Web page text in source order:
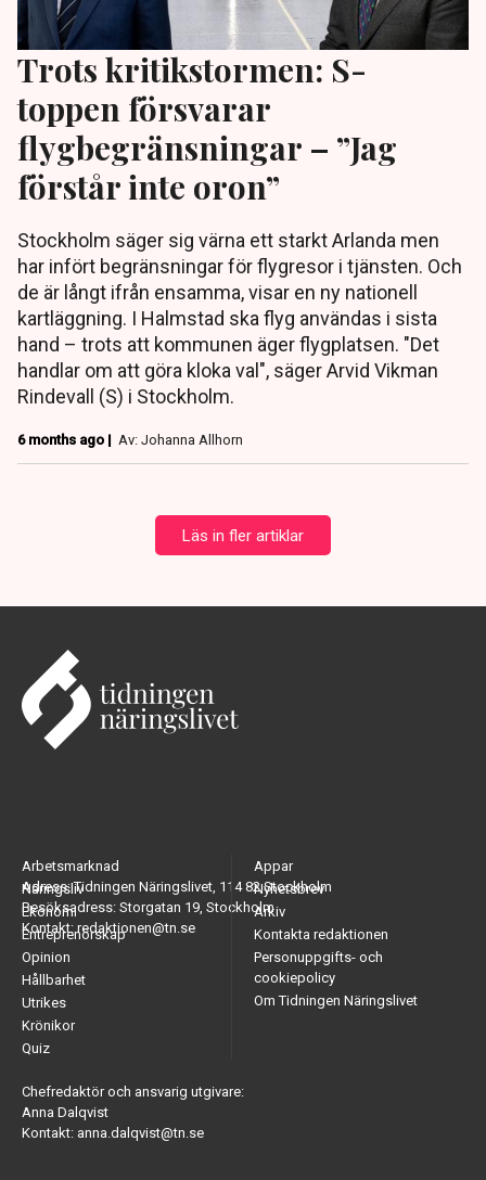
Trots kritikstormen: S-
toppen försvarar
flygbegränsningar – ”Jag
förstår inte oron”
Stockholm säger sig värna ett starkt Arlanda men
har infört begränsningar för flygresor i tjänsten. Och
de är långt ifrån ensamma, visar en ny nationell
kartläggning. I Halmstad ska flyg användas i sista
hand – trots att kommunen äger flygplatsen. "Det
handlar om att göra kloka val", säger Arvid Vikman
Rindevall (S) i Stockholm.
6 months ago | Av: Johanna Allhorn
Läs in fler artiklar
Adress: Tidningen Näringslivet, 114 82 Stockholm
Besöksadress: Storgatan 19, Stockholm
Kontakt: redaktionen@tn.se
Arbetsmarknad
Näringsliv
Ekonomi
Entreprenörskap
Opinion
Hållbarhet
Utrikes
Krönikor
Quiz
Appar
Nyhetsbrev
Arkiv
Kontakta redaktionen
Personuppgifts- och
cookiepolicy
Om Tidningen Näringslivet
Chefredaktör och ansvarig utgivare:
Anna Dalqvist
Kontakt: anna.dalqvist@tn.se